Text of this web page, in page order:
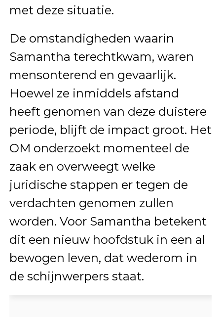
met deze situatie.
De omstandigheden waarin
Samantha terechtkwam, waren
mensonterend en gevaarlijk.
Hoewel ze inmiddels afstand
heeft genomen van deze duistere
periode, blijft de impact groot. Het
OM onderzoekt momenteel de
zaak en overweegt welke
juridische stappen er tegen de
verdachten genomen zullen
worden. Voor Samantha betekent
dit een nieuw hoofdstuk in een al
bewogen leven, dat wederom in
de schijnwerpers staat.